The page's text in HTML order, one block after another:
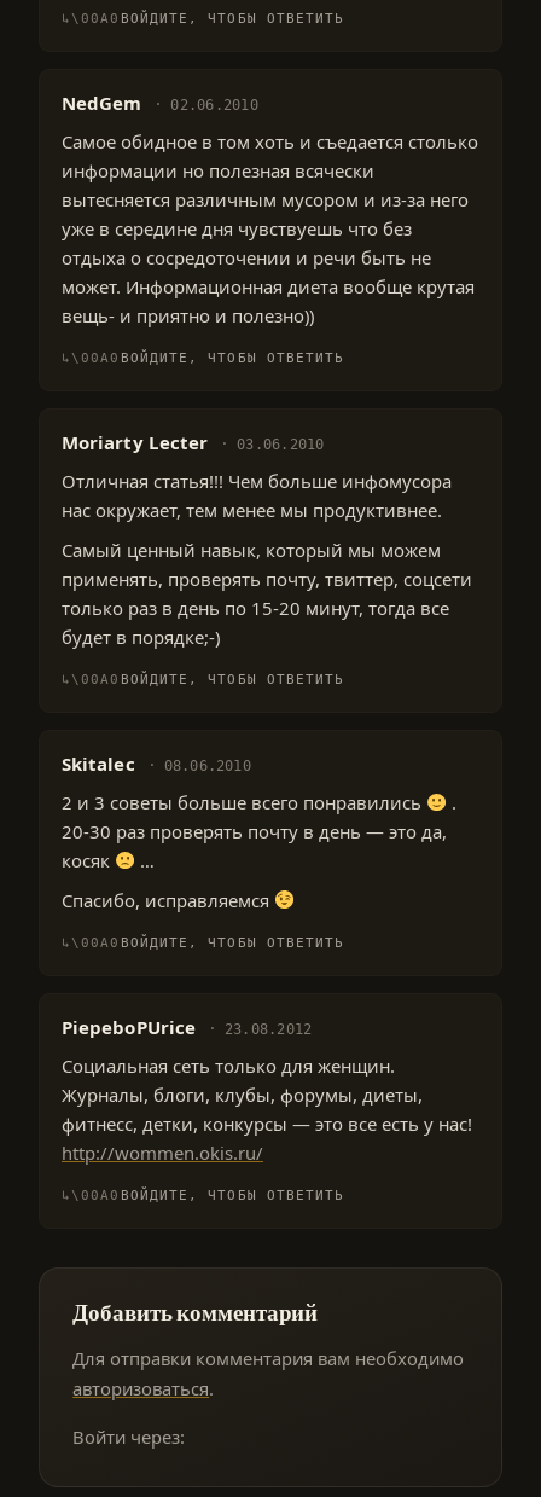
ВОЙДИТЕ, ЧТОБЫ ОТВЕТИТЬ
NedGem 02.06.2010
Самое обидное в том хоть и съедается столько
информации но полезная всячески
вытесняется различным мусором и из-за него
уже в середине дня чувствуешь что без
отдыха о сосредоточении и речи быть не
может. Информационная диета вообще крутая
вещь- и приятно и полезно))
ВОЙДИТЕ, ЧТОБЫ ОТВЕТИТЬ
Moriarty Lecter 03.06.2010
Отличная статья!!! Чем больше инфомусора
нас окружает, тем менее мы продуктивнее.
Самый ценный навык, который мы можем
применять, проверять почту, твиттер, соцсети
только раз в день по 15-20 минут, тогда все
будет в порядке;-)
ВОЙДИТЕ, ЧТОБЫ ОТВЕТИТЬ
Skitalec 08.06.2010
2 и 3 советы больше всего понравились
.
20-30 раз проверять почту в день — это да,
косяк
…
Спасибо, исправляемся
ВОЙДИТЕ, ЧТОБЫ ОТВЕТИТЬ
PiepeboPUrice 23.08.2012
Социальная сеть только для женщин.
Журналы, блоги, клубы, форумы, диеты,
фитнесс, детки, конкурсы — это все есть у нас!
http://wommen.okis.ru/
ВОЙДИТЕ, ЧТОБЫ ОТВЕТИТЬ
Добавить комментарий
Для отправки комментария вам необходимо
авторизоваться.
Войти через: